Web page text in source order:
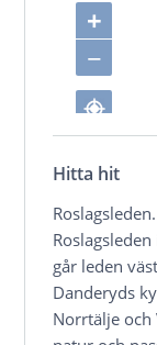
+
−
Hitta hit
går leden
Danderyds
Norrtälje och